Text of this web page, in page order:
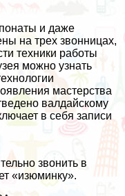
и даже
на трех звонницах,
техники работы
можно узнать
мастерства
валдайскому
в себя записи
звонить в
«изюминку».